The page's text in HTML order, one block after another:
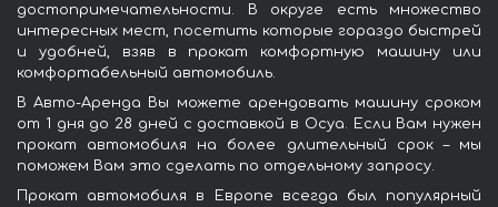
достопримечательности. В округе есть множество
интересных мест, посетить которые гораздо быстрей
и удобней, взяв в прокат комфортную машину или
комфортабельный автомобиль.
В Авто-Аренда Вы можете арендовать машину сроком
от 1 дня до 28 дней с доставкой в Осуа. Если Вам нужен
прокат автомобиля на более длительный срок – мы
поможем Вам это сделать по отдельному запросу.
Прокат автомобиля в Европе всегда был популярный